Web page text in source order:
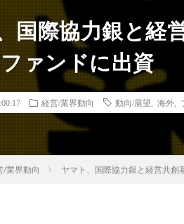
国際協力銀と経
ァンドに出資
経営/業界動向 動向/展望 海外
/業界動向 ヤマト、国際協力銀と経営共創